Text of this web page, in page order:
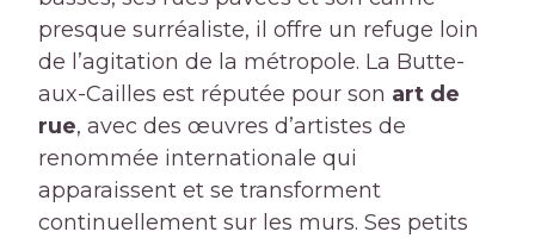
presque surréaliste, il offre un refuge loin
de l’agitation de la métropole. La Butte-
aux-Cailles est réputée pour son art de
rue, avec des œuvres d’artistes de
renommée internationale qui
apparaissent et se transforment
continuellement sur les murs. Ses petits